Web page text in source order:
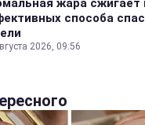
жара сжигает
способа
2026, 09:56